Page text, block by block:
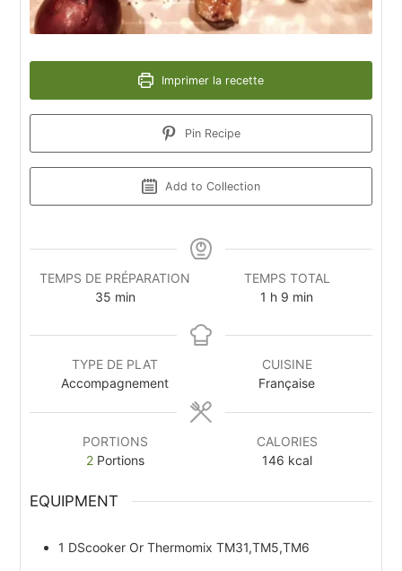
Imprimer la recette
Pin Recipe
Add to Collection
TEMPS DE PRÉPARATION
35 min
TEMPS TOTAL
1 h 9 min
TYPE DE PLAT
Accompagnement
CUISINE
Française
PORTIONS
2 Portions
CALORIES
146 kcal
EQUIPMENT
1 DScooker Or Thermomix TM31,TM5,TM6